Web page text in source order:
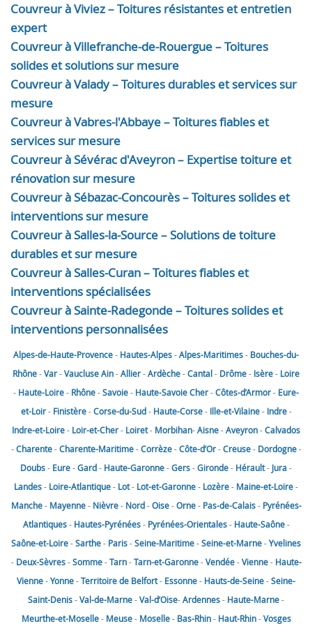
Couvreur à Viviez – Toitures résistantes et entretien
expert
Couvreur à Villefranche-de-Rouergue – Toitures
solides et solutions sur mesure
Couvreur à Valady – Toitures durables et services sur
mesure
Couvreur à Vabres-l'Abbaye – Toitures fiables et
services sur mesure
Couvreur à Sévérac d'Aveyron – Expertise toiture et
rénovation sur mesure
Couvreur à Sébazac-Concourès – Toitures solides et
interventions sur mesure
Couvreur à Salles-la-Source – Solutions de toiture
durables et sur mesure
Couvreur à Salles-Curan – Toitures fiables et
interventions spécialisées
Couvreur à Sainte-Radegonde – Toitures solides et
interventions personnalisées
Alpes-de-Haute-Provence- Hautes-Alpes-Alpes-Maritimes- Bouches-du-
Rhône-Var-VaucluseAin-Allier-Ardèche-Cantal- Drôme- Isère- Loire
- Haute-Loire- Rhône-Savoie- Haute-SavoieCher-Côtes-d’Armor- Eure-
et-Loir- Finistère-Corse-du-Sud- Haute-Corse- Ille-et-Vilaine- Indre-
Indre-et-Loire- Loir-et-Cher- Loiret- Morbihan-Aisne-Aveyron-Calvados
-Charente-Charente-Maritime-Corrèze-Côte-d’Or-Creuse- Dordogne-
Doubs- Eure-Gard- Haute-Garonne-Gers-Gironde- Hérault- Jura-
Landes- Loire-Atlantique- Lot- Lot-et-Garonne- Lozère- Maine-et-Loire-
Manche- Mayenne- Nièvre- Nord-Oise-Orne- Pas-de-Calais- Pyrénées-
Atlantiques- Hautes-Pyrénées- Pyrénées-Orientales- Haute-Saône-
Saône-et-Loire-Sarthe- Paris-Seine-Maritime-Seine-et-Marne-Yvelines
- Deux-Sèvres-Somme-Tarn-Tarn-et-Garonne-Vendée-Vienne- Haute-
Vienne-Yonne-Territoire de Belfort- Essonne- Hauts-de-Seine-Seine-
Saint-Denis-Val-de-Marne-Val-d’Oise-Ardennes- Haute-Marne-
Meurthe-et-Moselle- Meuse- Moselle- Bas-Rhin- Haut-Rhin-Vosges